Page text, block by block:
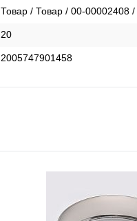
Товар / Товар / 00-00002408 /
20
2005747901458